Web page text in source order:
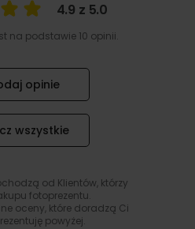
4.9 z 5.0
na podstawie 10 opinii.
opinie
wszystkie
od Klientów, którzy
fotoprezentu.
oceny, które doradzą Ci
powyżej.